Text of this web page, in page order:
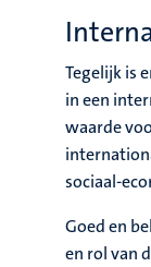
Tegelijk is
in een
waarde
sociaal-
Goed en
en rol van